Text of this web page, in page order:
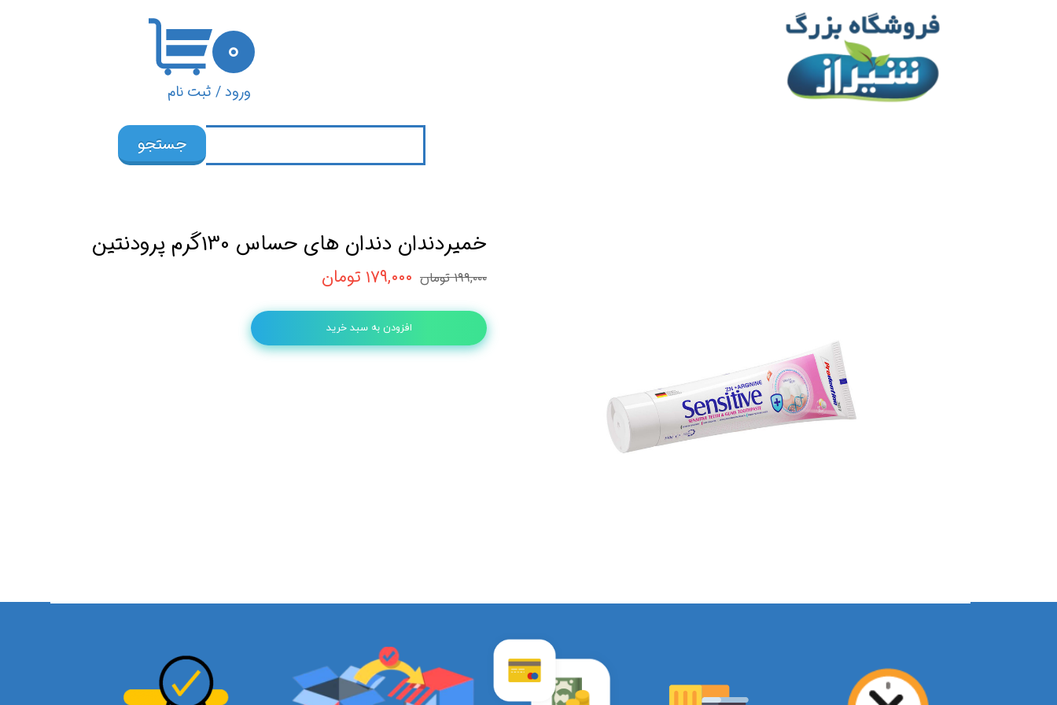
ورود/ ثبت نام
حساب کاربری من
تغییر گذر واژه
خروج از حساب
کاربری
۰
جستجو
خمیردندان دندان های حساس 130گرم پرودنتین
۱۹۹,۰۰۰ تومان ۱۷۹,۰۰۰ تومان
افزودن به سبد خرید